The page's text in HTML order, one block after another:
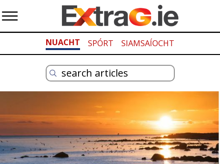
NUACHT SPÓRT SIAMSAÍOCHT